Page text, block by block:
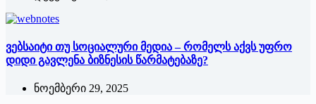
ვებსაიტი თუ სოციალური მედია – რომელს აქვს უფრო
დიდი გავლენა ბიზნესის წარმატებაზე?
ნოემბერი 29, 2025